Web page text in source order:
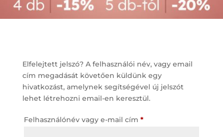
Elfelejtett jelszó? A felhasználói név, vagy email
cím megadását követően küldünk egy
hivatkozást, amelynek segítségével új jelszót
lehet létrehozni email-en keresztül.
Felhasználónév vagy e-mail cím *Kötelező